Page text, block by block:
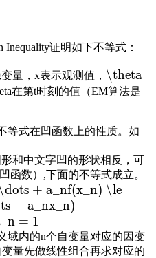
证明如下不等式：
量，x表示观测值， \theta
在第t时刻的值（EM算法是
等式在凹函数上的性质。如
和中文字凹的形状相反，可
函数）,下面的不等式成立。
+ a_nf(x_n) \le
+ a_nx_n)
= 1
域内的n个自变量对应的因变
量先做线性组合再求对应的